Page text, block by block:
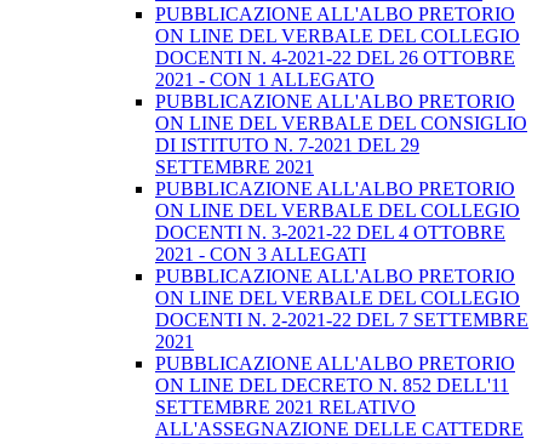
PUBBLICAZIONE ALL'ALBO PRETORIO
ON LINE DEL VERBALE DEL COLLEGIO
DOCENTI N. 4-2021-22 DEL 26 OTTOBRE
2021 - CON 1 ALLEGATO
PUBBLICAZIONE ALL'ALBO PRETORIO
ON LINE DEL VERBALE DEL CONSIGLIO
DI ISTITUTO N. 7-2021 DEL 29
SETTEMBRE 2021
PUBBLICAZIONE ALL'ALBO PRETORIO
ON LINE DEL VERBALE DEL COLLEGIO
DOCENTI N. 3-2021-22 DEL 4 OTTOBRE
2021 - CON 3 ALLEGATI
PUBBLICAZIONE ALL'ALBO PRETORIO
ON LINE DEL VERBALE DEL COLLEGIO
DOCENTI N. 2-2021-22 DEL 7 SETTEMBRE
2021
PUBBLICAZIONE ALL'ALBO PRETORIO
ON LINE DEL DECRETO N. 852 DELL'11
SETTEMBRE 2021 RELATIVO
ALL'ASSEGNAZIONE DELLE CATTEDRE